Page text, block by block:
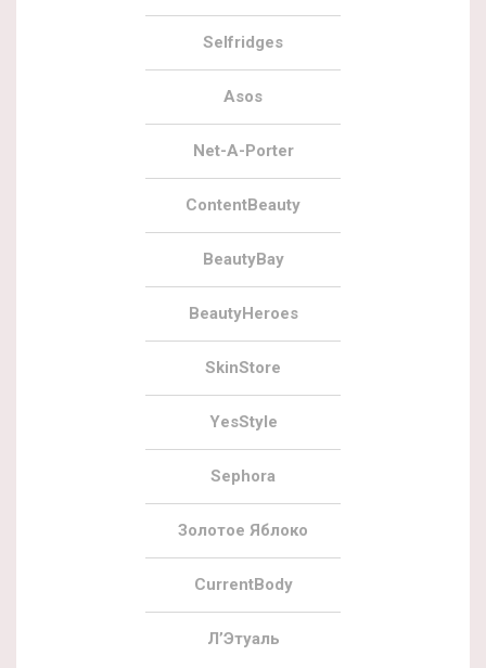
Selfridges
Asos
Net-A-Porter
ContentBeauty
BeautyBay
BeautyHeroes
SkinStore
YesStyle
Sephora
Золотое Яблоко
CurrentBody
Л’Этуаль